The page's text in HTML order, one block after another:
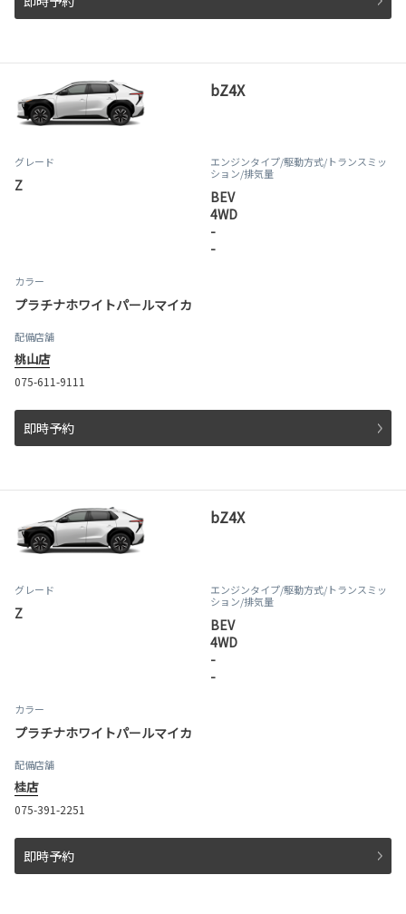
bZ4X
グレード
Z
エンジンタイプ/駆動方式/トランスミッ
ション/排気量
BEV
4WD
-
-
カラー
プラチナホワイトパールマイカ
配備店舗
桃山店
075-611-9111
即時予約
bZ4X
グレード
Z
エンジンタイプ/駆動方式/トランスミッ
ション/排気量
BEV
4WD
-
-
カラー
プラチナホワイトパールマイカ
配備店舗
桂店
075-391-2251
即時予約